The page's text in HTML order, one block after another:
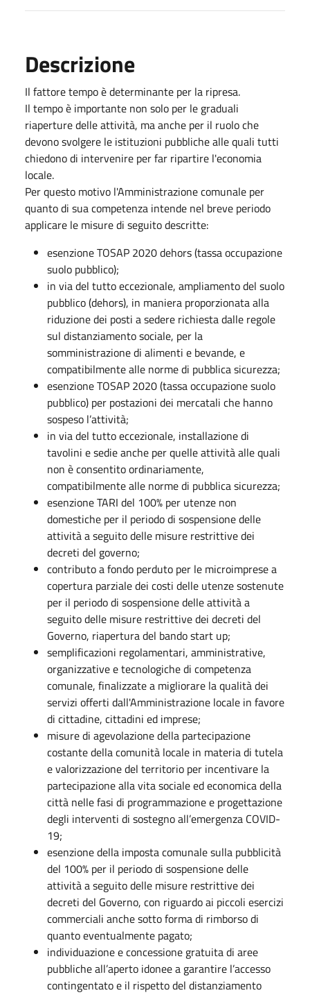
Descrizione
Il fattore tempo è determinante per la ripresa.
Il tempo è importante non solo per le graduali
riaperture delle attività, ma anche per il ruolo che
devono svolgere le istituzioni pubbliche alle quali tutti
chiedono di intervenire per far ripartire l'economia
locale.
Per questo motivo l'Amministrazione comunale per
quanto di sua competenza intende nel breve periodo
applicare le misure di seguito descritte:
esenzione TOSAP 2020 dehors (tassa occupazione
suolo pubblico);
in via del tutto eccezionale, ampliamento del suolo
pubblico (dehors), in maniera proporzionata alla
riduzione dei posti a sedere richiesta dalle regole
sul distanziamento sociale, per la
somministrazione di alimenti e bevande, e
compatibilmente alle norme di pubblica sicurezza;
esenzione TOSAP 2020 (tassa occupazione suolo
pubblico) per postazioni dei mercatali che hanno
sospeso l’attività;
in via del tutto eccezionale, installazione di
tavolini e sedie anche per quelle attività alle quali
non è consentito ordinariamente,
compatibilmente alle norme di pubblica sicurezza;
esenzione TARI del 100% per utenze non
domestiche per il periodo di sospensione delle
attività a seguito delle misure restrittive dei
decreti del governo;
contributo a fondo perduto per le microimprese a
copertura parziale dei costi delle utenze sostenute
per il periodo di sospensione delle attività a
seguito delle misure restrittive dei decreti del
Governo, riapertura del bando start up;
semplificazioni regolamentari, amministrative,
organizzative e tecnologiche di competenza
comunale, finalizzate a migliorare la qualità dei
servizi offerti dall'Amministrazione locale in favore
di cittadine, cittadini ed imprese;
misure di agevolazione della partecipazione
costante della comunità locale in materia di tutela
e valorizzazione del territorio per incentivare la
partecipazione alla vita sociale ed economica della
città nelle fasi di programmazione e progettazione
degli interventi di sostegno all’emergenza COVID-
19;
esenzione della imposta comunale sulla pubblicità
del 100% per il periodo di sospensione delle
attività a seguito delle misure restrittive dei
decreti del Governo, con riguardo ai piccoli esercizi
commerciali anche sotto forma di rimborso di
quanto eventualmente pagato;
individuazione e concessione gratuita di aree
pubbliche all’aperto idonee a garantire l’accesso
contingentato e il rispetto del distanziamento